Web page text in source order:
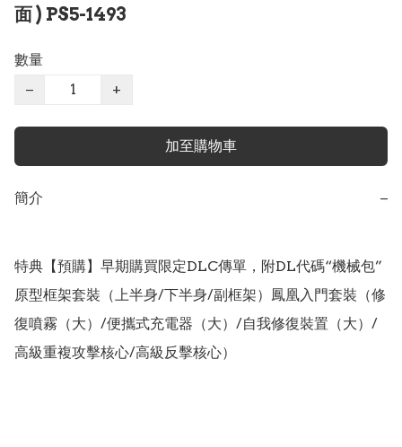
面 ) PS5-1493
數量
−
+
加至購物車
簡介 −
特典【預購】早期購買限定DLC傳單，附DL代碼“機械包”
原型框架套裝（上半身/下半身/副框架）鳳凰入門套裝（修
復噴霧（大）/便攜式充電器（大）/自我修復裝置（大）/
高級重複攻擊核心/高級反擊核心）